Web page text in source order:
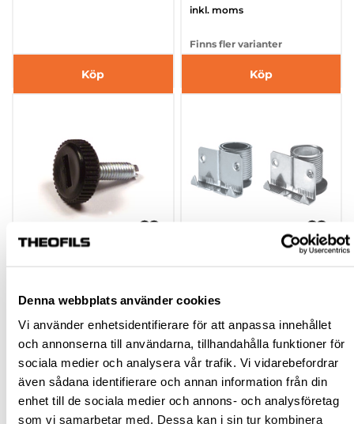
Denna webbplats använder cookies
Vi använder enhetsidentifierare för att anpassa innehållet
och annonserna till användarna, tillhandahålla funktioner för
sociala medier och analysera vår trafik. Vi vidarebefordrar
även sådana identifierare och annan information från din
enhet till de sociala medier och annons- och analysföretag
som vi samarbetar med. Dessa kan i sin tur kombinera
Köp
inkl. moms
Finns fler varianter
Köp
hp-23069
Från 12,26 kr inkl. moms
hp-23074
Från 30,60 kr
inkl. moms